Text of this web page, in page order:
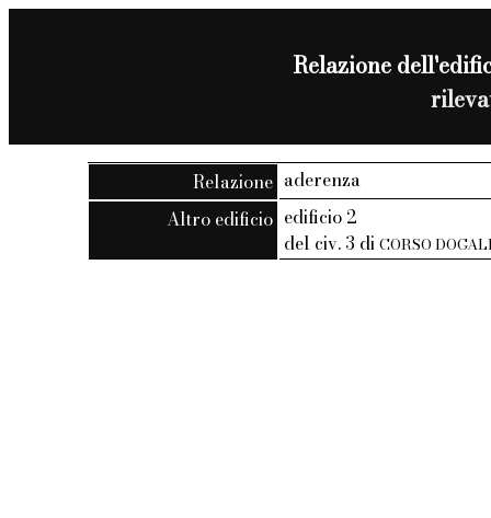
Relazione
Relazione aderenza
Altro edificio edificio 2
del civ. 3 diCORSO